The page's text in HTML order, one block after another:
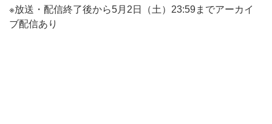
※放送・配信終了後から5月2日（土）23:59までアーカイ
ブ配信あり